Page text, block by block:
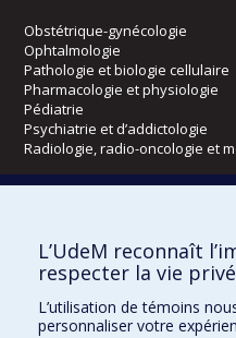
Obstétrique-gynécologie
Ophtalmologie
Pathologie et biologie cellulaire
Pharmacologie et physiologie
Pédiatrie
Psychiatrie et d’addictologie
Radiologie, radio-oncologie et
Kinésiologie et des sciences
Orthophonie et audiologie
L’UdeM reconnaît
respecter la vie
L’utilisation de témoins
personnaliser votre